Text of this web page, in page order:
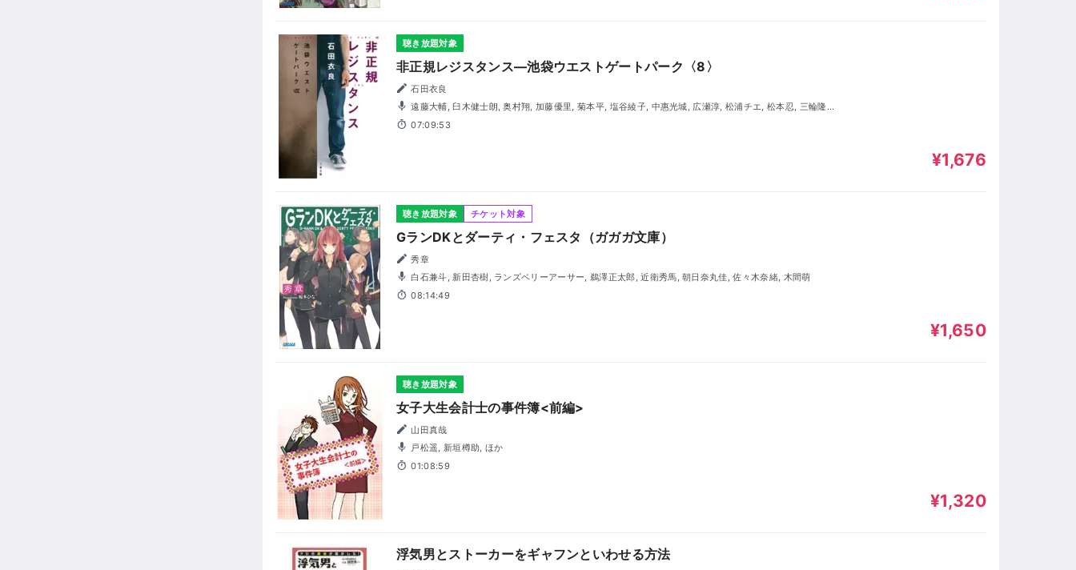
聴き放題対象
非正規レジスタンス―池袋ウエストゲートパーク〈8〉
石田衣良
遠藤大輔, 臼木健士朗, 奥村翔, 加藤優里, 菊本平, 塩谷綾子, 中惠光城, 広瀬淳, 松浦チエ, 松本忍, 三輪隆博,
茂木たかまさ, 森山和輝, 吉田聖子
07:09:53
¥1,676
聴き放題対象 チケット対象
GランDKとダーティ・フェスタ（ガガガ文庫）
秀章
白石兼斗, 新田杏樹, ランズベリーアーサー, 鵜澤正太郎, 近衛秀馬, 朝日奈丸佳, 佐々木奈緒, 木間萌
08:14:49
¥1,650
聴き放題対象
女子大生会計士の事件簿<前編>
山田真哉
戸松遥, 新垣樽助, ほか
01:08:59
¥1,320
浮気男とストーカーをギャフンといわせる方法